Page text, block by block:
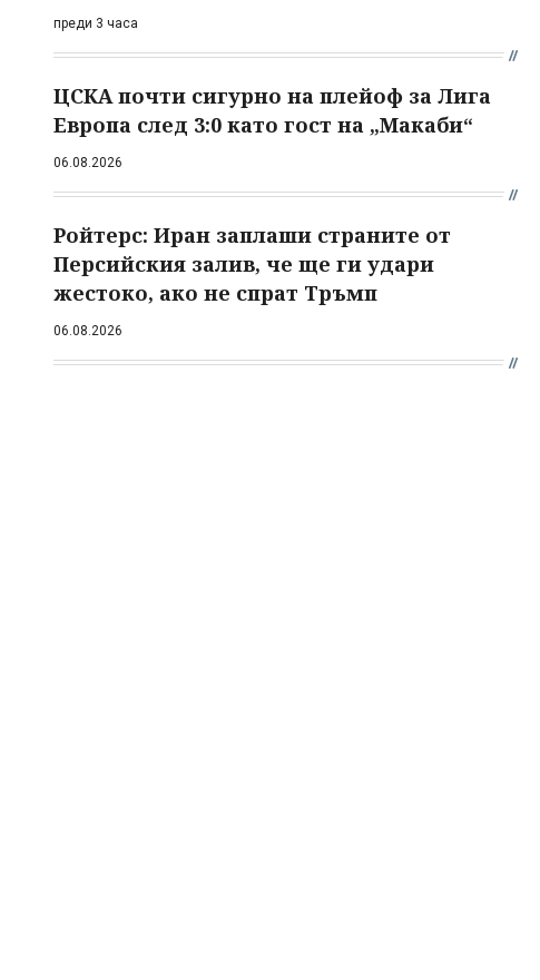
преди 3 часа
ЦСКА почти сигурно на плейоф за Лига
Европа след 3:0 като гост на „Макаби“
06.08.2026
Ройтерс: Иран заплаши страните от
Персийския залив, че ще ги удари
жестоко, ако не спрат Тръмп
06.08.2026